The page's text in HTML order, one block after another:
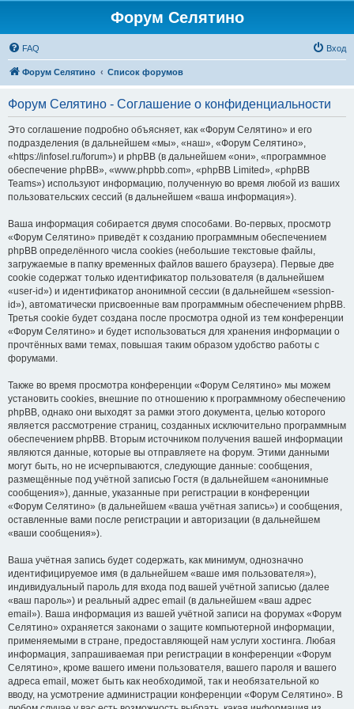
Форум Селятино
FAQ Вход
Форум Селятино Список форумов
Форум Селятино - Соглашение о конфиденциальности
Это соглашение подробно объясняет, как «Форум Селятино» и его
подразделения (в дальнейшем «мы», «наш», «Форум Селятино»,
«https://infosel.ru/forum») и phpBB (в дальнейшем «они», «программное
обеспечение phpBB», «www.phpbb.com», «phpBB Limited», «phpBB
Teams») используют информацию, полученную во время любой из ваших
пользовательских сессий (в дальнейшем «ваша информация»).
Ваша информация собирается двумя способами. Во-первых, просмотр
«Форум Селятино» приведёт к созданию программным обеспечением
phpBB определённого числа cookies (небольшие текстовые файлы,
загружаемые в папку временных файлов вашего браузера). Первые две
cookie содержат только идентификатор пользователя (в дальнейшем
«user-id») и идентификатор анонимной сессии (в дальнейшем «session-
id»), автоматически присвоенные вам программным обеспечением phpBB.
Третья cookie будет создана после просмотра одной из тем конференции
«Форум Селятино» и будет использоваться для хранения информации о
прочтённых вами темах, повышая таким образом удобство работы с
форумами.
Также во время просмотра конференции «Форум Селятино» мы можем
установить cookies, внешние по отношению к программному обеспечению
phpBB, однако они выходят за рамки этого документа, целью которого
является рассмотрение страниц, созданных исключительно программным
обеспечением phpBB. Вторым источником получения вашей информации
являются данные, которые вы отправляете на форум. Этими данными
могут быть, но не исчерпываются, следующие данные: сообщения,
размещённые под учётной записью Гостя (в дальнейшем «анонимные
сообщения»), данные, указанные при регистрации в конференции
«Форум Селятино» (в дальнейшем «ваша учётная запись») и сообщения,
оставленные вами после регистрации и авторизации (в дальнейшем
«ваши сообщения»).
Ваша учётная запись будет содержать, как минимум, однозначно
идентифицируемое имя (в дальнейшем «ваше имя пользователя»),
индивидуальный пароль для входа под вашей учётной записью (далее
«ваш пароль») и реальный адрес email (в дальнейшем «ваш адрес
email»). Ваша информация из вашей учётной записи на форумах «Форум
Селятино» охраняется законами о защите компьютерной информации,
применяемыми в стране, предоставляющей нам услуги хостинга. Любая
информация, запрашиваемая при регистрации в конференции «Форум
Селятино», кроме вашего имени пользователя, вашего пароля и вашего
адреса email, может быть как необходимой, так и необязательной ко
вводу, на усмотрение администрации конференции «Форум Селятино». В